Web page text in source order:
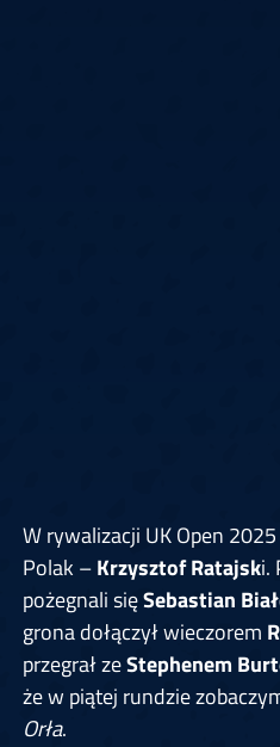
W rywalizacji UK Open
Polak –Krzysztof Ratajski.
pożegnali sięSebastian
grona dołączył wieczorem
przegrał zeStephenem
że w piątej rundzie
Orła.